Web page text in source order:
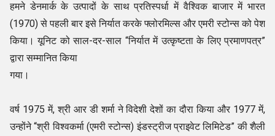
हमने डेनमार्क के उत्पादों के साथ प्रतिस्पर्धा में वैश्विक बाजार में भारत
(1970) से पहली बार इसे निर्यात करके फ्लोरमिल्स और एमरी स्टोन्स को पेश
किया। यूनिट को साल-दर-साल “निर्यात में उत्कृष्टता के लिए प्रमाणपत्र”
द्वारा सम्मानित किया
गया।
वर्ष 1975 में, श्री आर डी शर्मा ने विदेशी देशों का दौरा किया और 1977 में,
उन्होंने “श्री विश्वकर्मा (एमरी स्टोन्स) इंडस्ट्रीज प्राइवेट लिमिटेड” की शैली